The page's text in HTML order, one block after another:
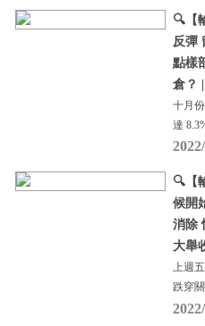
🔍【
反彈
點樣
倉？
十月
達
🔍【
候開
消除
大舉
上週
跌穿